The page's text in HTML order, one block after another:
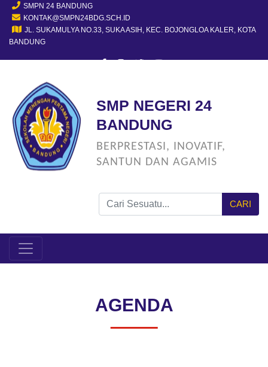
SMPN 24 BANDUNG
KONTAK@SMPN24BDG.SCH.ID
JL. SUKAMULYA NO.33, SUKA ASIH, KEC. BOJONGLOA KALER, KOTA
BANDUNG
SMP NEGERI 24
BANDUNG
BERPRESTASI, INOVATIF,
SANTUN DAN AGAMIS
CARI
AGENDA